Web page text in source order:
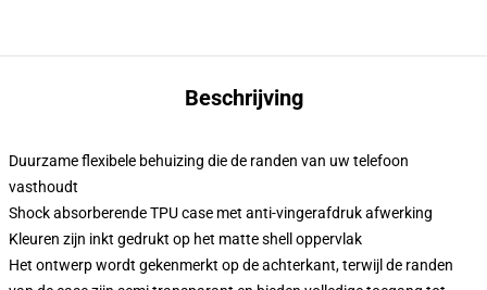
Beschrijving
Duurzame flexibele behuizing die de randen van uw telefoon
vasthoudt
Shock absorberende TPU case met anti-vingerafdruk afwerking
Kleuren zijn inkt gedrukt op het matte shell oppervlak
Het ontwerp wordt gekenmerkt op de achterkant, terwijl de randen